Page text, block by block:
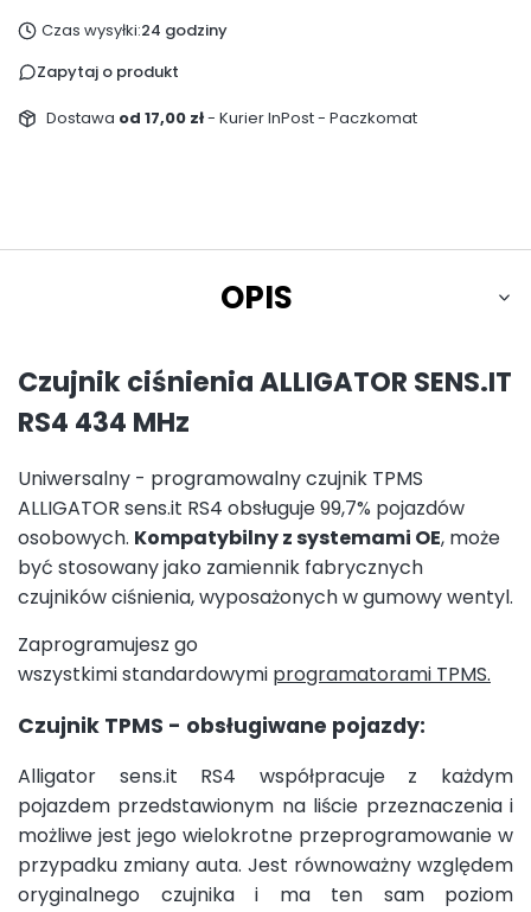
Czas wysyłki:24 godziny
Zapytaj o produkt
Dostawa od 17,00 zł- Kurier InPost - Paczkomat
OPIS
Czujnik ciśnienia ALLIGATOR SENS.IT
RS4 434 MHz
Uniwersalny - programowalny czujnik TPMS
ALLIGATOR sens.it RS4 obsługuje 99,7% pojazdów
osobowych. Kompatybilny z systemami OE, może
być stosowany jako zamiennik fabrycznych
czujników ciśnienia, wyposażonych w gumowy wentyl.
Zaprogramujesz go
wszystkimi standardowymi programatorami TPMS.
Czujnik TPMS - obsługiwane pojazdy:
Alligator sens.it RS4 współpracuje z każdym
pojazdem przedstawionym na liście przeznaczenia i
możliwe jest jego wielokrotne przeprogramowanie w
przypadku zmiany auta. Jest równoważny względem
oryginalnego czujnika i ma ten sam poziom